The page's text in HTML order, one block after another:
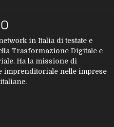
in Italia di testate e
Trasformazione Digitale e
Ha la missione di
imprenditoriale nelle imprese